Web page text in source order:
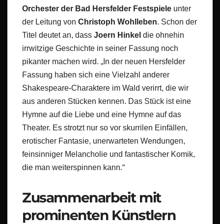
Orchester der Bad Hersfelder Festspiele unter
der Leitung von Christoph Wohlleben. Schon der
Titel deutet an, dass Joern Hinkel die ohnehin
irrwitzige Geschichte in seiner Fassung noch
pikanter machen wird. „In der neuen Hersfelder
Fassung haben sich eine Vielzahl anderer
Shakespeare-Charaktere im Wald verirrt, die wir
aus anderen Stücken kennen. Das Stück ist eine
Hymne auf die Liebe und eine Hymne auf das
Theater. Es strotzt nur so vor skurrilen Einfällen,
erotischer Fantasie, unerwarteten Wendungen,
feinsinniger Melancholie und fantastischer Komik,
die man weiterspinnen kann.“
Zusammenarbeit mit
prominenten Künstlern